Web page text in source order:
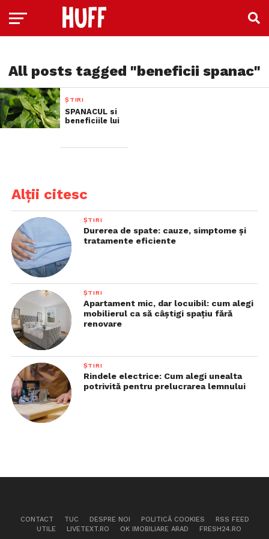
All posts tagged "beneficii spanac"
ȘTIRI
SPANACUL si
beneficiile lui
Alții citesc
ȘTIRI
Durerea de spate: cauze, simptome și
tratamente eficiente
ȘTIRI
Apartament mic, dar locuibil: cum alegi
mobilierul ca să câștigi spațiu fără
renovare
ȘTIRI
Rindele electrice: Cum alegi unealta
potrivită pentru prelucrarea lemnului
CONTACT TUC DESPRE NOI POLITICĂ COOKIES
RSS FEED
UTILE
LIVETEXT.RO OK IMOBILIARE ARAD FRESH24.RO